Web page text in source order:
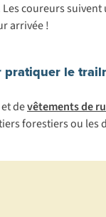
Les coureurs
arrivée !
pratiquer le
et devêtements de
forestiersou lesd